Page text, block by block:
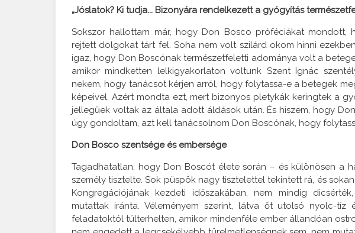
„Jóslatok? Ki tudja... Bizonyára rendelkezett a gyógyítás
Sokszor hallottam már, hogy Don Bosco próféciákat mondott,
rejtett dolgokat tárt fel. Soha nem volt szilárd okom hinni
igaz, hogy Don Boscónak természetfeletti adománya volt a
amikor mindketten lelkigyakorlaton voltunk Szent Ignác
nekem, hogy tanácsot kérjen arról, hogy folytassa-e a betegek
képeivel. Azért mondta ezt, mert bizonyos pletykák keringtek a
jellegűek voltak az általa adott áldások után. És hiszem, hogy
úgy gondoltam, azt kell tanácsolnom Don Boscónak, hogy
Don Bosco szentsége és embersége
Tagadhatatlan, hogy Don Boscót élete során – és különösen a
személy tisztelte. Sok püspök nagy tisztelettel tekintett rá, és
Kongregációjának kezdeti időszakában, nem mindig
mutattak iránta. Véleményem szerint, látva őt utolsó nyolc-tíz
feladatoktól túlterhelten, amikor mindenféle ember állandóan